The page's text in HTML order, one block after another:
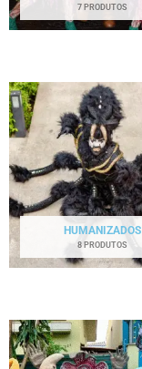
7 PRODUTOS
HUMANIZADOS
8 PRODUTOS